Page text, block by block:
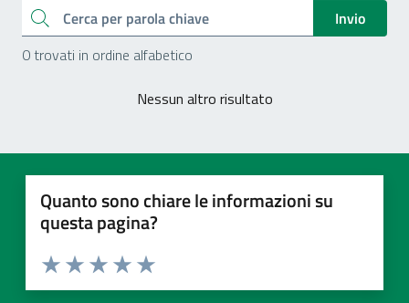
Cerca
Invio
0 trovati in ordine alfabetico
Nessun altro risultato
Quanto sono chiare le informazioni su
questa pagina?
Valuta 5 stelle su 5
Valuta 4 stelle su 5
Valuta 3 stelle su 5
Valuta 2 stelle su 5
Valuta 1 stelle su 5